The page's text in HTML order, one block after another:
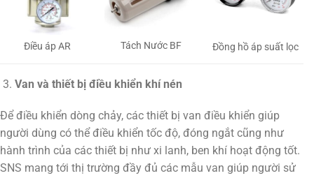
Điều áp AR Tách Nước BF Đồng hồ áp suất lọc
Van và thiết bị điều khiển khí nén
Để điều khiển dòng chảy, các thiết bị van điều khiển giúp
người dùng có thể điều khiển tốc độ, đóng ngắt cũng như
hành trình của các thiết bị như xi lanh, ben khí hoạt động tốt.
SNS mang tới thị trường đầy đủ các mẫu van giúp người sử